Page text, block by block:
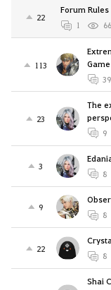
22
Forum Rules
1
113
Game
39
23
The
9
3
8
9
8
22
8
Shai